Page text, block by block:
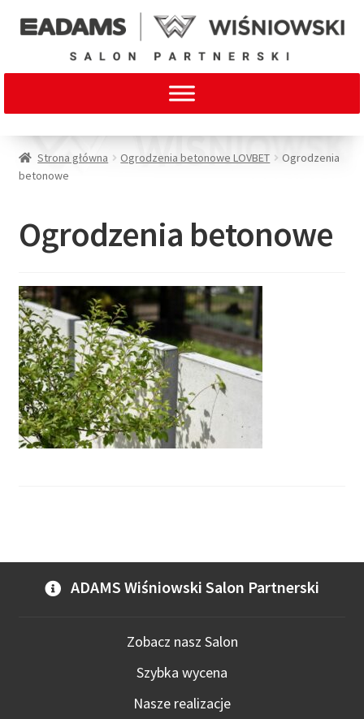
Strona główna Ogrodzenia betonowe LOVBET
Ogrodzenia
betonowe
Ogrodzenia betonowe
ADAMS Wiśniowski Salon Partnerski
Zobacz nasz Salon
Szybka wycena
Nasze realizacje